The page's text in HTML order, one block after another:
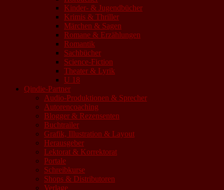
Kinder- & Jugendbücher
Krimis & Thriller
Märchen & Sagen
Romane & Erzählungen
Romantik
Sachbücher
Science-Fiction
Theater & Lyrik
U 18
Qindie-Partner
Audio-Produktionen & Sprecher
Autorencoaching
Blogger & Rezensenten
Buchtrailer
Grafik, Illustration & Layout
Herausgeber
Lektorat & Korrektorat
Portale
Schreibkurse
Shops & Distributoren
Verlage